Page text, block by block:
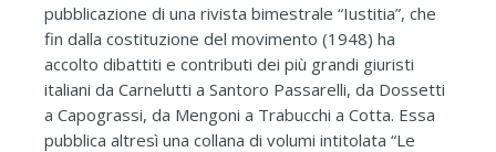
pubblicazione di una rivista bimestrale “Iustitia”, che
fin dalla costituzione del movimento (1948) ha
accolto dibattiti e contributi dei più grandi giuristi
italiani da Carnelutti a Santoro Passarelli, da Dossetti
a Capograssi, da Mengoni a Trabucchi a Cotta. Essa
pubblica altresì una collana di volumi intitolata “Le